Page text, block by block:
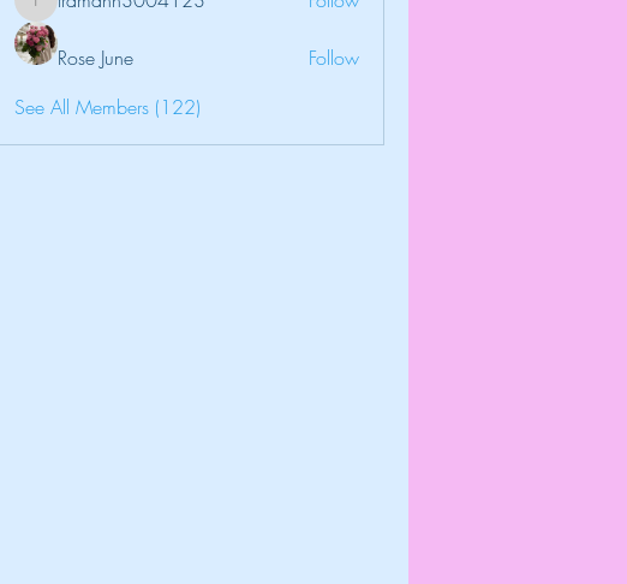
tramanh3004123
Rose June
Follow
See All Members (122)